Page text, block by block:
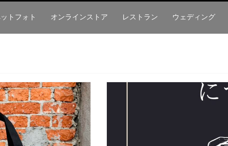
トフォト オンラインストア レストラン ウェディング